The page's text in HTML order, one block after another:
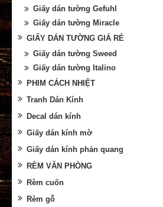
Giấy dán tường Gefuhl
Giấy dán tường Miracle
GIẤY DÁN TƯỜNG GIÁ RẺ
Giấy dán tường Sweed
Giấy dán tường Italino
PHIM CÁCH NHIỆT
Tranh Dán Kính
Decal dán kính
Giấy dán kính mờ
Giấy dán kính phản quang
RÈM VĂN PHÒNG
Rèm cuốn
Rèm gỗ